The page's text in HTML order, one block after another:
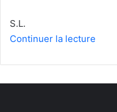
S.L.
Continuer la lecture